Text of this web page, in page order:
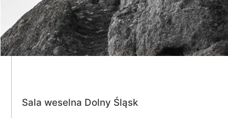
Sala weselna Dolny Śląsk